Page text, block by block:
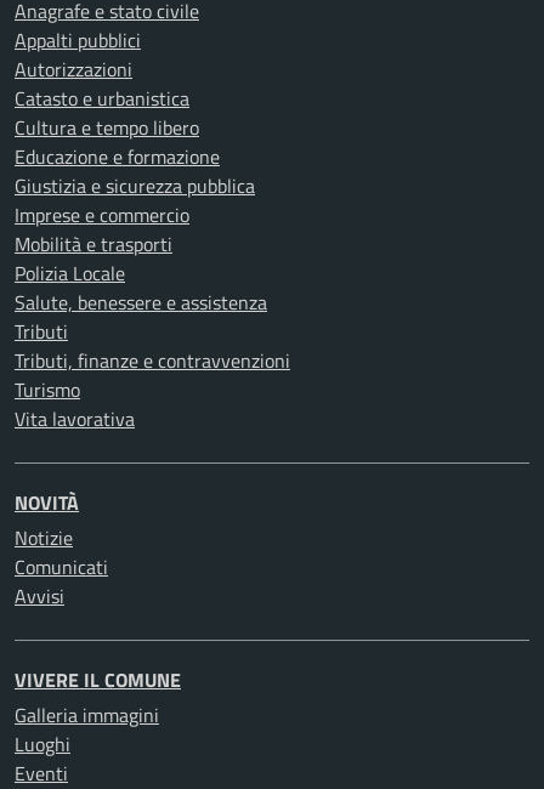
Anagrafe e stato civile
Appalti pubblici
Autorizzazioni
Catasto e urbanistica
Cultura e tempo libero
Educazione e formazione
Giustizia e sicurezza pubblica
Imprese e commercio
Mobilità e trasporti
Polizia Locale
Salute, benessere e assistenza
Tributi
Tributi, finanze e contravvenzioni
Turismo
Vita lavorativa
NOVITÀ
Notizie
Comunicati
Avvisi
VIVERE IL COMUNE
Galleria immagini
Luoghi
Eventi